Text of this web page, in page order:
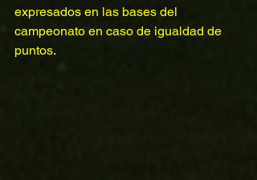
expresados en las bases del
campeonato en caso de igualdad de
puntos.